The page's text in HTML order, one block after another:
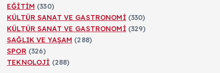
EĞİTİM (330)
KÜLTÜR SANAT VE GASTRONOMİ (330)
KÜLTÜR SANAT VE GASTRONOMİ (329)
SAĞLIK VE YAŞAM (288)
SPOR (326)
TEKNOLOJİ (288)